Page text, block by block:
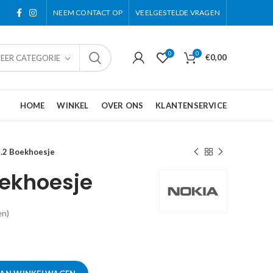
NEEM CONTACT OP VEELGESTELDE VRAGEN
CATEGORIE 0 0 €0,00
HOME WINKEL OVER ONS KLANTENSERVICE
Boekhoesje